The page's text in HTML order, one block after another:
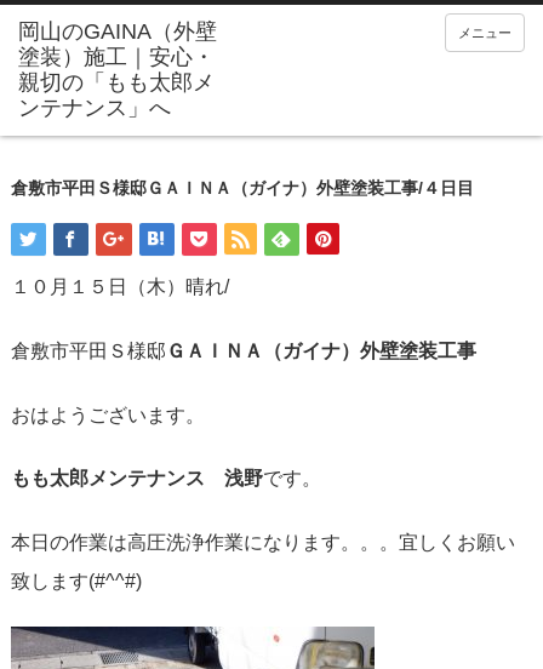
メニュー
倉敷市平田Ｓ様邸ＧＡＩＮＡ（ガイナ）外壁塗装工事/４日目
１０月１５日（木）晴れ/
倉敷市平田Ｓ様邸 ＧＡＩＮＡ（ガイナ）外壁塗装工事
おはようございます。
もも太郎メンテナンス 浅野です。
本日の作業は高圧洗浄作業になります。。。宜しくお願い
致します(#^^#)